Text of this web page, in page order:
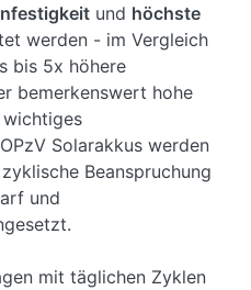
und höchste
werden - im Vergleich
bis 5x höhere
bemerkenswert hohe
wichtiges
Solarakkus werden
Beanspruchung
und
mit täglichen Zyklen